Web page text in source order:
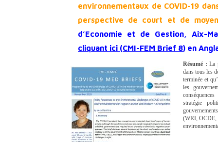
environnementaux de COVID-19
perspective de court et de
d’Economie et de Gestion, Aix-
cliquant ici (CMI-FEM Brief 8) en
Résumé :La
dans tous les
terminée et
les
stratégie
(WRI, OCDE,